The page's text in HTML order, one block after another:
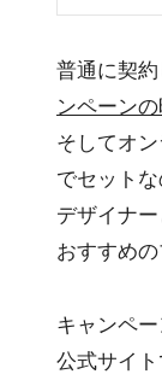
普通に契
ンペーン
そしてオ
でセット
デザイナ
おすすめの
キャンペ
公式サイト